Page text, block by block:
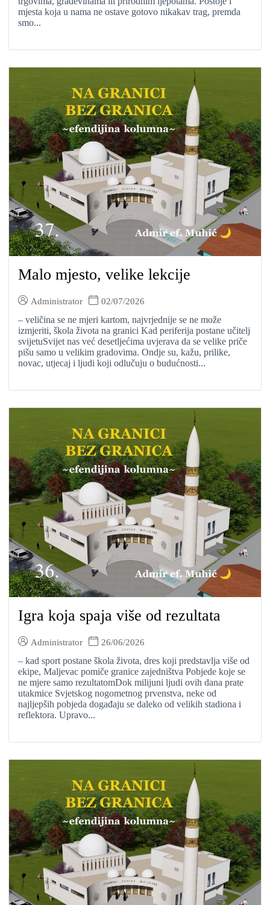
mjesta koja u nama ne ostave gotovo nikakav trag, premda
smo...
Malo mjesto, velike lekcije
Administrator
02/07/2026
– veličina se ne mjeri kartom, najvrjednije se ne može
izmjeriti, škola života na granici Kad periferija postane učitelj
svijetuSvijet nas već desetljećima uvjerava da se velike priče
pišu samo u velikim gradovima. Ondje su, kažu, prilike,
novac, utjecaj i ljudi koji odlučuju o budućnosti...
Igra koja spaja više od rezultata
Administrator
26/06/2026
– kad sport postane škola života, dres koji predstavlja više od
ekipe, Maljevac pomiče granice zajedništva Pobjede koje se
ne mjere samo rezultatomDok milijuni ljudi ovih dana prate
utakmice Svjetskog nogometnog prvenstva, neke od
najljepših pobjeda događaju se daleko od velikih stadiona i
reflektora. Upravo...